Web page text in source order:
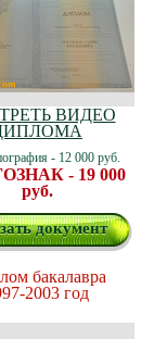
ВИДЕО
- 12 000 руб.
- 19 000
руб.
документ
бакалавра
2003 год